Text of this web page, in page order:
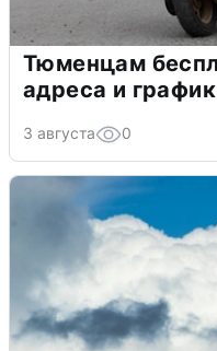
Тюменцам
адреса и график
3 августа 0